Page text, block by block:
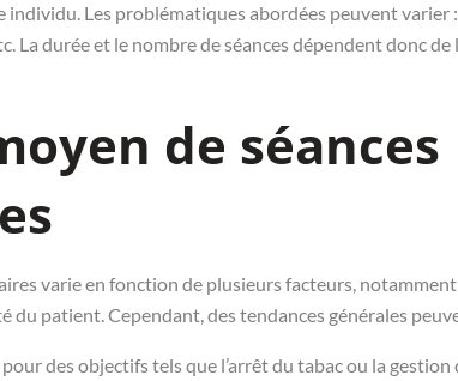
individu. Les problématiques abordées peuvent varier
La durée et le nombre de séances dépendent donc
de séances
varie en fonction de plusieurs facteurs,
du patient. Cependant, des tendances générales
pour des objectifs tels que l’arrêt du tabac ou la gestion